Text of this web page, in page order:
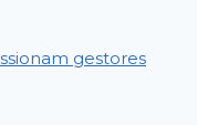
gestores